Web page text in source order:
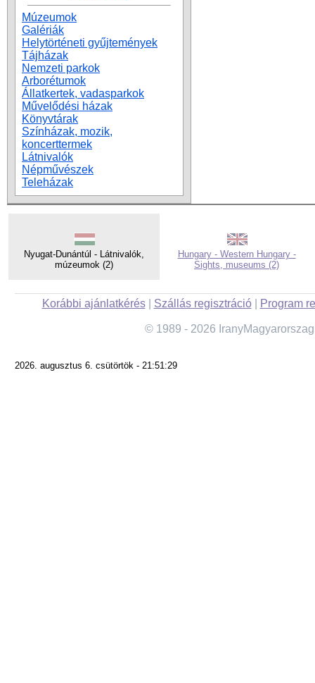
Múzeumok
Galériák
Helytörténeti gyűjtemények
Tájházak
Nemzeti parkok
Arborétumok
Állatkertek, vadasparkok
Művelődési házak
Könyvtárak
Színházak, mozik,
koncerttermek
Látnivalók
Népművészek
Teleházak
Nyugat-Dunántúl - Látnivalók,
múzeumok (2)
Hungary - Western Hungary -
Sights, museums (2)
Korábbi ajánlatkérés| Szállás regisztráció| Program
© 1989 - 2026
2026. augusztus 6. csütörtök - 21:51:29